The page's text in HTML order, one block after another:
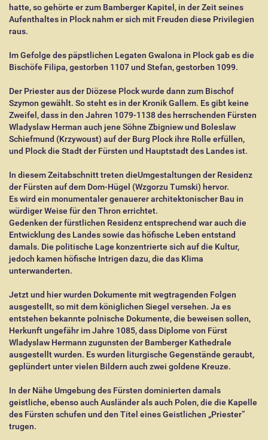
hatte, so gehörte er zum Bamberger Kapitel, in der Zeit seines
Aufenthaltes in Plock nahm er sich mit Freuden diese Privilegien
raus.
Im Gefolge des päpstlichen Legaten Gwalona in Plock gab es die
Bischöfe Filipa, gestorben 1107 und Stefan, gestorben 1099.
Der Priester aus der Diözese Plock wurde dann zum Bischof
Szymon gewählt. So steht es in der Kronik Gallem. Es gibt keine
Zweifel, dass in den Jahren 1079-1138 des herrschenden Fürsten
Wladyslaw Herman auch jene Söhne Zbigniew und Boleslaw
Schiefmund (Krzywoust) auf der Burg Plock ihre Rolle erfüllen,
und Plock die Stadt der Fürsten und Hauptstadt des Landes ist.
In diesem Zeitabschnitt treten dieUmgestaltungen der Residenz
der Fürsten auf dem Dom-Hügel (Wzgorzu Tumski) hervor.
Es wird ein monumentaler genauerer architektonischer Bau in
würdiger Weise für den Thron errichtet.
Gedenken der fürstlichen Residenz entsprechend war auch die
Entwicklung des Landes sowie das höfische Leben entstand
damals. Die politische Lage konzentrierte sich auf die Kultur,
jedoch kamen höfische Intrigen dazu, die das Klima
unterwanderten.
Jetzt und hier wurden Dokumente mit wegtragenden Folgen
ausgestellt, so mit dem königlichen Siegel versehen. Ja es
entstehen bekannte polnische Dokumente, die beweisen sollen,
Herkunft ungefähr im Jahre 1085, dass Diplome von Fürst
Wladyslaw Hermann zugunsten der Bamberger Kathedrale
ausgestellt wurden. Es wurden liturgische Gegenstände geraubt,
geplündert unter vielen Bildern auch zwei goldene Kreuze.
In der Nähe Umgebung des Fürsten dominierten damals
geistliche, ebenso auch Ausländer als auch Polen, die die Kapelle
des Fürsten schufen und den Titel eines Geistlichen „Priester“
trugen.